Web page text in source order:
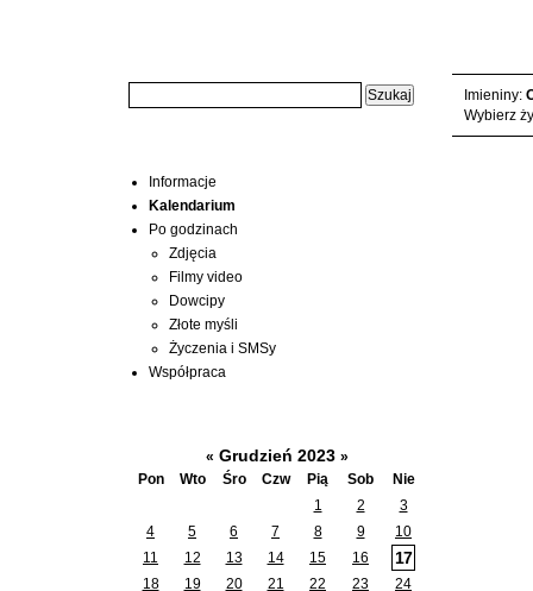
Imieniny:
Wybierz
Informacje
Kalendarium
Po godzinach
Zdjęcia
Filmy video
Dowcipy
Złote myśli
Życzenia i SMSy
Współpraca
« Grudzień 2023 »
Pon
Wto Śro Czw Pią Sob
Nie
1
2
3
4
5 6 7 8 9
10
11
12 13 14 15 16 17
18 19 20 21 22 23
24